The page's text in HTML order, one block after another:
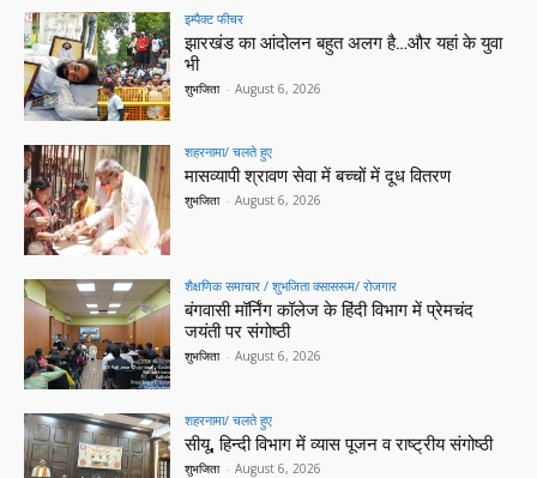
इम्पैक्ट फीचर
झारखंड का आंदोलन बहुत अलग है…और यहां के युवा
भी
शुभजिता - August 6, 2026
शहरनामा/ चलते हुए
मासव्यापी श्रावण सेवा में बच्चों में दूध वितरण
शुभजिता - August 6, 2026
शैक्षणिक समाचार / शुभजिता क्सासरूम/ रोजगार
बंगवासी मॉर्निंग कॉलेज के हिंदी विभाग में प्रेमचंद
जयंती पर संगोष्ठी
शुभजिता - August 6, 2026
शहरनामा/ चलते हुए
सीयू, हिन्दी विभाग में व्यास पूजन व राष्ट्रीय संगोष्ठी
शुभजिता - August 6, 2026